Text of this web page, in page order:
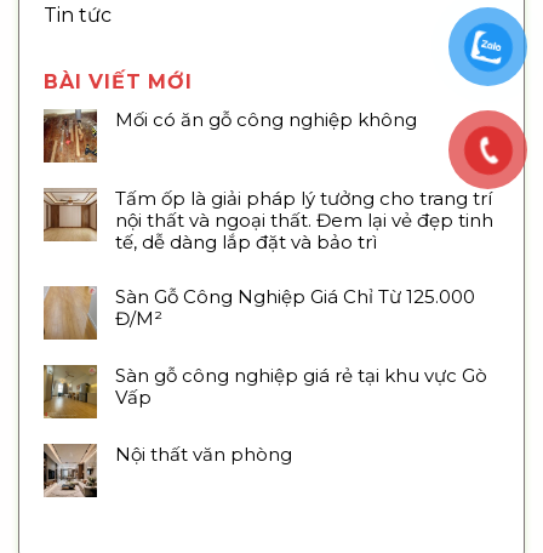
Tin tức
BÀI VIẾT MỚI
Mối có ăn gỗ công nghiệp không
Tấm ốp là giải pháp lý tưởng cho trang trí
nội thất và ngoại thất. Đem lại vẻ đẹp tinh
tế, dễ dàng lắp đặt và bảo trì
Sàn Gỗ Công Nghiệp Giá Chỉ Từ 125.000
Đ/M²
Sàn gỗ công nghiệp giá rẻ tại khu vực Gò
Vấp
Nội thất văn phòng